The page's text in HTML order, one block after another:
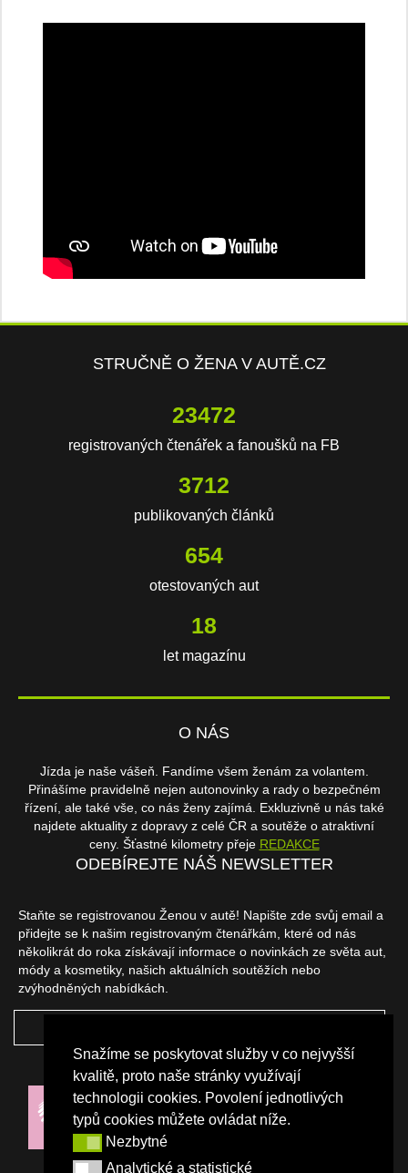
Snažíme se poskytovat služby v co nejvyšší
kvalitě, proto naše stránky využívají
technologii cookies. Povolení jednotlivých
typů cookies můžete ovládat níže.
NezbytnéNezbytné
Analytické a statistické
STRUČNĚ O ŽENA V AUTĚ.CZ
23472
registrovaných čtenářek a fanoušků na FB
3712
publikovaných článků
654
otestovaných aut
18
let magazínu
O NÁS
Jízda je naše vášeň. Fandíme všem ženám za volantem.
Přinášíme pravidelně nejen autonovinky a rady o bezpečném
řízení, ale také vše, co nás ženy zajímá. Exkluzivně u nás také
najdete aktuality z dopravy z celé ČR a soutěže o atraktivní
ceny. Šťastné kilometry přeje REDAKCE
ODEBÍREJTE NÁŠ NEWSLETTER
Staňte se registrovanou Ženou v autě! Napište zde svůj email a
přidejte se k našim registrovaným čtenářkám, které od nás
několikrát do roka získávají informace o novinkách ze světa aut,
módy a kosmetiky, našich aktuálních soutěžích nebo
zvýhodněných nabídkách.
NAŠI PARTNEŘI